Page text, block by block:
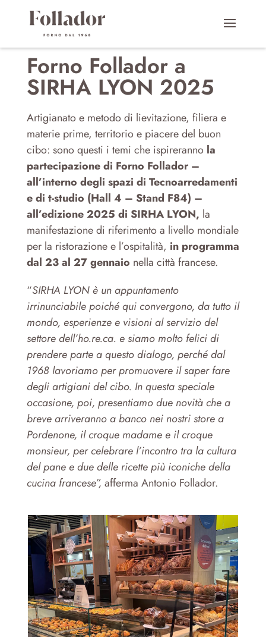
Forno Follador a
SIRHA LYON 2025
Artigianato e metodo di lievitazione, filiera e
materie prime, territorio e piacere del buon
cibo: sono questi i temi che ispireranno la
partecipazione di Forno Follador –
all’interno degli spazi di Tecnoarredamenti
e di t-studio (Hall 4 – Stand F84) –
all’edizione 2025 di SIRHA LYON, la
manifestazione di riferimento a livello mondiale
per la ristorazione e l’ospitalità, in programma
dal 23 al 27 gennaio nella città francese.
“SIRHA LYON è un appuntamento
irrinunciabile poiché qui convergono, da tutto il
mondo, esperienze e visioni al servizio del
settore dell’ho.re.ca. e siamo molto felici di
prendere parte a questo dialogo, perché dal
1968 lavoriamo per promuovere il saper fare
degli artigiani del cibo. In questa speciale
occasione, poi, presentiamo due novità che a
breve arriveranno a banco nei nostri store a
Pordenone, il croque madame e il croque
monsieur, per celebrare l’incontro tra la cultura
del pane e due delle ricette più iconiche della
cucina francese”, afferma Antonio Follador.